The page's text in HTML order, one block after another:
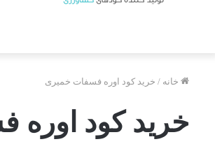
خانه / خرید کود اوره فسفات خمیری
خرید کود